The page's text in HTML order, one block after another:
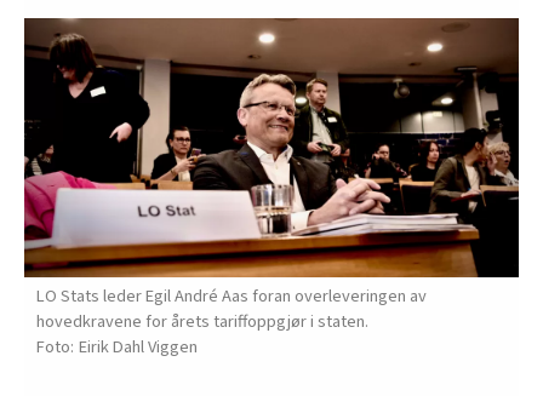
LO Stats leder Egil André Aas foran overleveringen av
hovedkravene for årets tariffoppgjør i staten.
Eirik Dahl Viggen